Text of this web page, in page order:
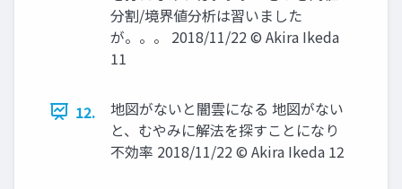
分割/境界値分析は習いました
が。。。 2018/11/22 © Akira Ikeda
11
12.
地図がないと闇雲になる 地図がない
と、むやみに解法を探すことになり
不効率 2018/11/22 © Akira Ikeda 12